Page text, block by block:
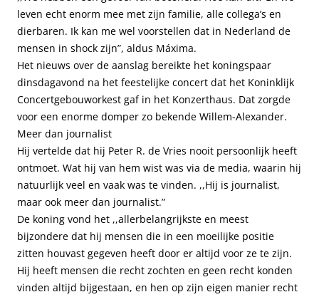
leven echt enorm mee met zijn familie, alle collega’s en
dierbaren. Ik kan me wel voorstellen dat in Nederland de
mensen in shock zijn”, aldus Máxima.
Het nieuws over de aanslag bereikte het koningspaar
dinsdagavond na het feestelijke concert dat het Koninklijk
Concertgebouworkest gaf in het Konzerthaus. Dat zorgde
voor een enorme domper zo bekende Willem-Alexander.
Meer dan journalist
Hij vertelde dat hij Peter R. de Vries nooit persoonlijk heeft
ontmoet. Wat hij van hem wist was via de media, waarin hij
natuurlijk veel en vaak was te vinden. ,,Hij is journalist,
maar ook meer dan journalist.”
De koning vond het ,,allerbelangrijkste en meest
bijzondere dat hij mensen die in een moeilijke positie
zitten houvast gegeven heeft door er altijd voor ze te zijn.
Hij heeft mensen die recht zochten en geen recht konden
vinden altijd bijgestaan, en hen op zijn eigen manier recht